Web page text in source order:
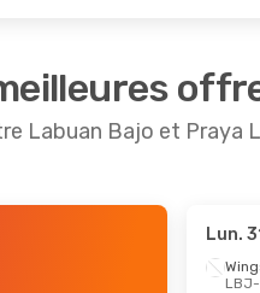
Labuan Bajo et Praya
- Lun. 5 Oct.
Lun.
LBJ